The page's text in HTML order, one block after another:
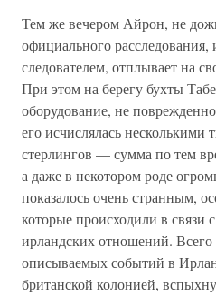
Тем же вечером Айрон, не
официального расследования,
следователем, отплывает на
При этом на берегу бухты
оборудование, не
его исчислялась несколькими
стерлингов — сумма по тем
а даже в некотором роде
показалось очень странным,
которые происходили в связи
ирландских отношений. Всего
описываемых событий в
британской колонией,